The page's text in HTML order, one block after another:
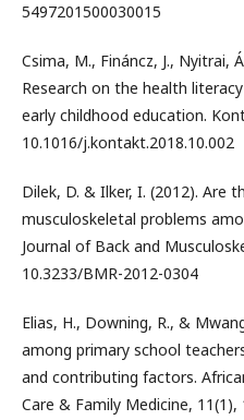
5497201500030015
Csima, M., Fináncz, J., Nyitrai,
Research on the health
early childhood education.
10.1016/j.kontakt.2018.10.002
Dilek, D. & Ilker, I. (2012). Are
musculoskeletal problems
Journal of Back and
10.3233/BMR-2012-0304
Elias, H., Downing, R., &
among primary school
and contributing factors.
Care & Family Medicine, 11(1),